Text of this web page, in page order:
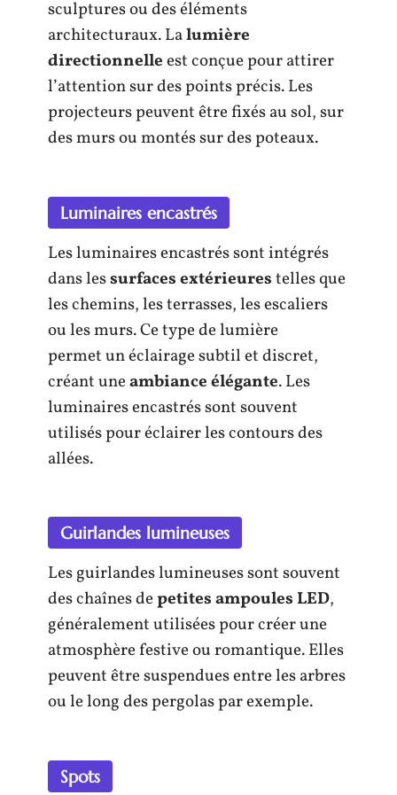
sculptures ou des éléments
architecturaux. Lalumière
directionnelleest conçue pour attirer
l’attention sur des points précis. Les
projecteurs peuvent être fixés au sol, sur
des murs ou montés sur des poteaux.
Luminaires encastrés
Les luminaires encastrés sont intégrés
dans lessurfaces extérieurestelles que
les chemins, les terrasses, les escaliers
ou les murs. Ce type de lumière
permet un éclairage subtil et discret,
créant uneambiance élégante. Les
luminaires encastrés sont souvent
utilisés pour éclairer les contours des
allées.
Guirlandes lumineuses
Les guirlandes lumineuses sont souvent
des chaînes depetites ampoules LED,
généralement utilisées pour créer une
atmosphère festive ou romantique. Elles
peuvent être suspendues entre les arbres
ou le long des pergolas par exemple.
Spots